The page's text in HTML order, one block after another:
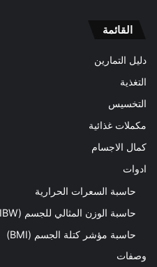
القائمة
دليل التمارين
التغذية
التخسيس
مكملات غذائية
كمال الاجسام
ادوات
حاسبة السعرات الحرارية
حاسبة الوزن المثالي للجسم (IBW)
حاسبة مؤشر كتلة الجسم (BMI)
وصفات